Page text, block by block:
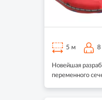
5 м 8
Новейшая
переменного